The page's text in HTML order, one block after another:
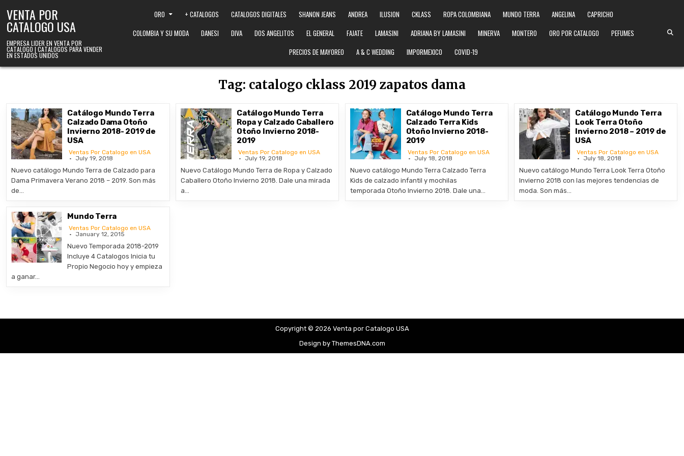
VENTA POR
CATALOGO USA
EMPRESA LIDER EN VENTA POR
CATALOGO | CATALOGOS PARA VENDER
EN ESTADOS UNIDOS
ORO + CATALOGOS CATALOGOS DIGITALES SHANON JEANS ANDREA ILUSION CKLASS ROPA COLOMBIANA MUNDO TERRA ANGELINA
CAPRICHO
COLOMBIA Y SU MODA
DANESI DIVA DOS ANGELITOS EL GENERAL FAJATE LAMASINI ADRIANA BY LAMASINI MINERVA MONTERO ORO POR CATALOGO
PEFUMES
PRECIOS DE MAYOREO
A & C WEDDING IMPORMEXICO COVID-19
Tag: catalogo cklass 2019 zapatos dama
Catálogo Mundo Terra
Calzado Dama Otoño
Invierno 2018- 2019 de
USA
Ventas Por Catalogo en USA
July 19, 2018
Nuevo catálogo Mundo Terra de Calzado para
Dama Primavera Verano 2018 – 2019. Son más
de…
Catálogo Mundo Terra
Ropa y Calzado Caballero
Otoño Invierno 2018-
2019
Ventas Por Catalogo en USA
July 19, 2018
Nuevo Catálogo Mundo Terra de Ropa y Calzado
Caballero Otoño Invierno 2018. Dale una mirada
a…
Catálogo Mundo Terra
Calzado Terra Kids
Otoño Invierno 2018-
2019
Ventas Por Catalogo en USA
July 18, 2018
Nuevo catálogo Mundo Terra Calzado Terra
Kids de calzado infantil y mochilas
temporada Otoño Invierno 2018. Dale una…
Catálogo Mundo Terra
Look Terra Otoño
Invierno 2018 – 2019 de
USA
Ventas Por Catalogo en USA
July 18, 2018
Nuevo catálogo Mundo Terra Look Terra Otoño
Invierno 2018 con las mejores tendencias de
moda. Son más…
Mundo Terra
Ventas Por Catalogo en USA
January 12, 2015
Nuevo Temporada 2018-2019
Incluye 4 Catalogos Inicia tu
Propio Negocio hoy y empieza
a ganar…
Copyright © 2026 Venta por Catalogo USA
Design by ThemesDNA.com